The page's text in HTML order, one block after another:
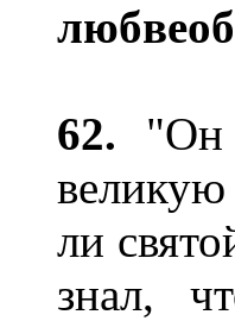
62. "Он
ли
знал,